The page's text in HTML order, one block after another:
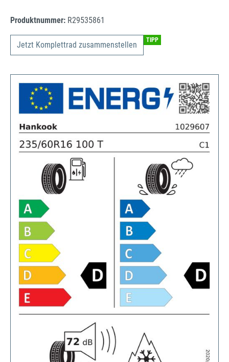
Produktnummer: R29535861
Jetzt Komplettrad zusammenstellen TIPP